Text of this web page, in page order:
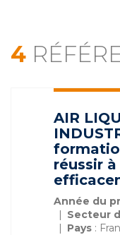
4
AIR
réussir
Année du
Secteur
Pays :